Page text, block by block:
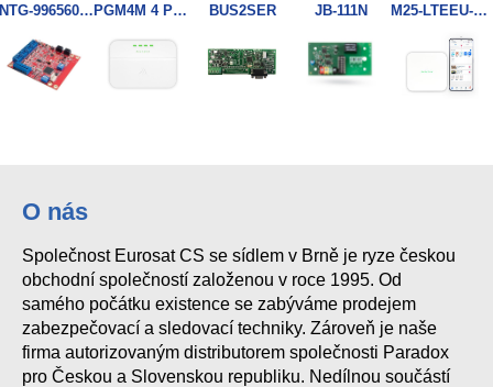
INTG-996560PCBK Integriti UniBus Analogue Module PGM4M 4 PGM expandér BUS2SER JB-111N M25-LTEEU-8-PRE1 Ústředna M25Lte 868MHz SWAN 1 rok
O nás
Společnost Eurosat CS se sídlem v Brně je ryze českou
obchodní společností založenou v roce 1995. Od
samého počátku existence se zabýváme prodejem
zabezpečovací a sledovací techniky. Zároveň je naše
firma autorizovaným distributorem společnosti Paradox
pro Českou a Slovenskou republiku. Nedílnou součástí